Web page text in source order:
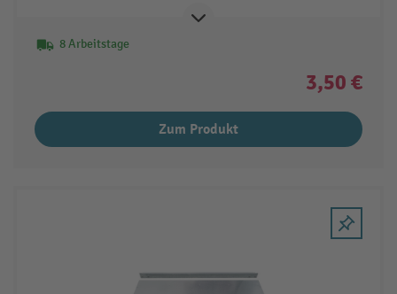
8 Arbeitstage
3,50 €
Zum Produkt